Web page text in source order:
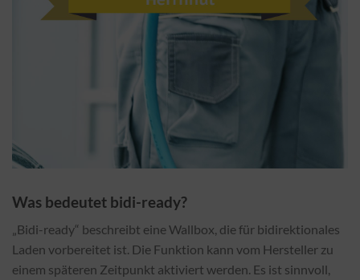
Was bedeutet bidi-ready?
„Bidi-ready“ beschreibt eine Wallbox, die für bidirektionales
Laden vorbereitet ist. Die Funktion kann vom Hersteller zu
einem späteren Zeitpunkt aktiviert werden. Es ist sinnvoll,